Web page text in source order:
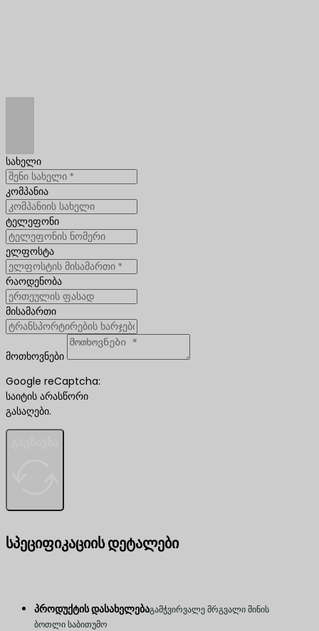
სახელი
კომპანია
ტელეფონი
ელფოსტა
რაოდენობა
მისამართი
მოთხოვნები
Google reCaptcha:
საიტის არასწორი
გასაღები.
სპეციფიკაციის დეტალები
პროდუქტის დასახელებაგამჭვირვალე მრგვალი მინის
ბოთლი საბითუმო